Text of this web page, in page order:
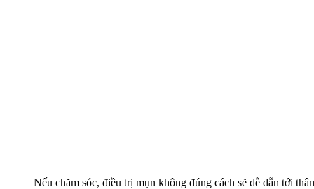
Nếu chăm sóc, điều trị mụn không đúng cách sẽ dễ dẫn tới